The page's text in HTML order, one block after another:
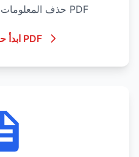
حذف المعلومات الحساسة من ملفات PDF
ابدأ حذف معلومات PDF